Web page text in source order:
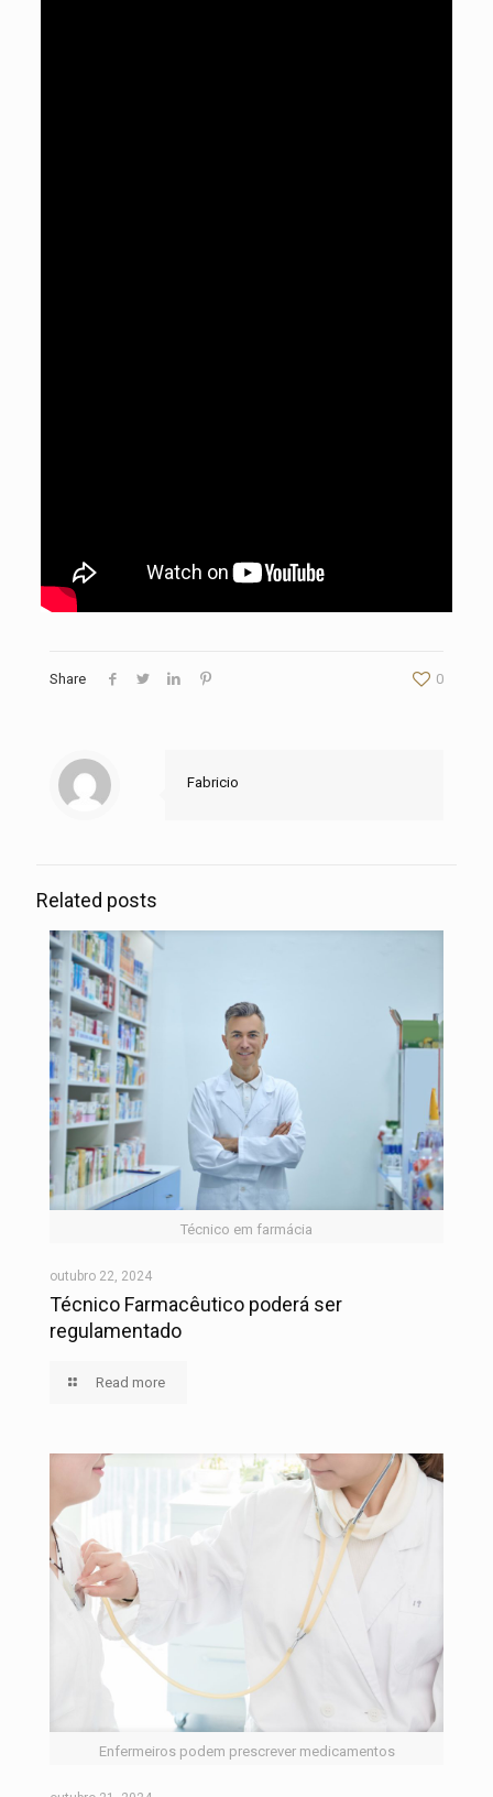
Share 0
Fabricio
Related posts
Técnico em farmácia
outubro 22, 2024
Técnico Farmacêutico poderá ser
regulamentado
Read more
Enfermeiros podem prescrever medicamentos